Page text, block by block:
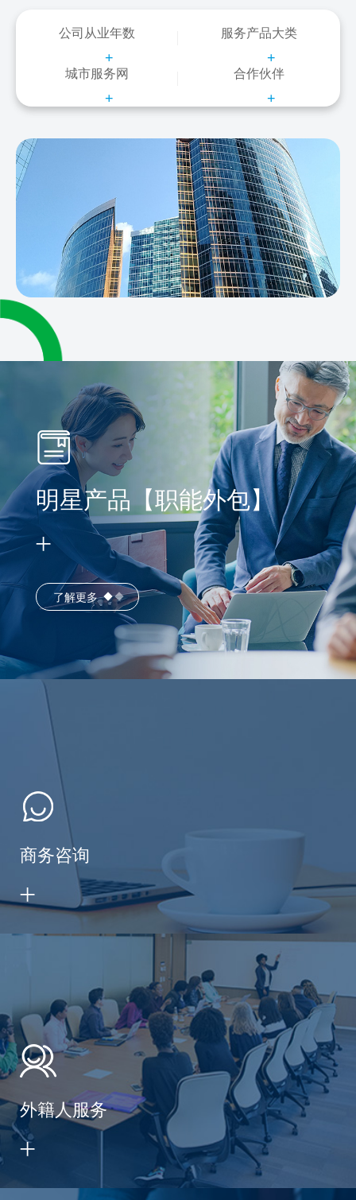
公司从业年数
+
服务产品大类
+
城市服务网
+
合作伙伴
+
明星产品【职能外包】
了解更多
商务咨询
外籍人服务